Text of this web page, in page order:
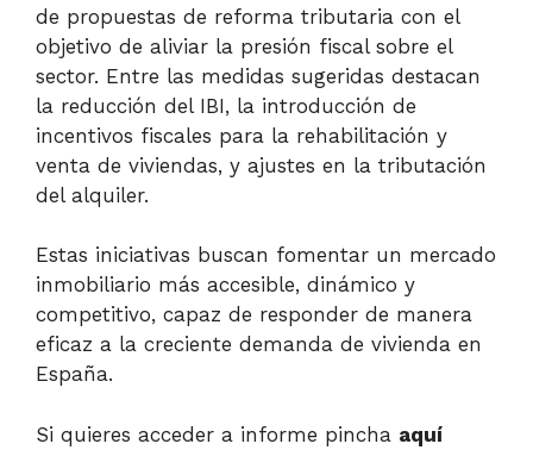
de propuestas de reforma tributaria con el
objetivo de aliviar la presión fiscal sobre el
sector. Entre las medidas sugeridas destacan
la reducción del IBI, la introducción de
incentivos fiscales para la rehabilitación y
venta de viviendas, y ajustes en la tributación
del alquiler.
Estas iniciativas buscan fomentar un mercado
inmobiliario más accesible, dinámico y
competitivo, capaz de responder de manera
eficaz a la creciente demanda de vivienda en
España.
Si quieres acceder a informe pincha aquí